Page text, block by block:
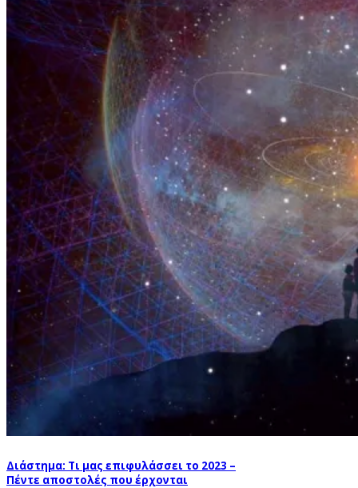
Διάστημα: Τι μας επιφυλάσσει το 2023 –
Πέντε αποστολές που έρχονται